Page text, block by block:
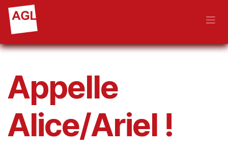
Se rendre au contenu
Appelle
Alice/Ariel !